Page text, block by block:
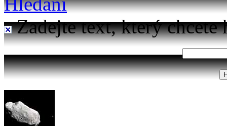
Zadejte text, který chcete